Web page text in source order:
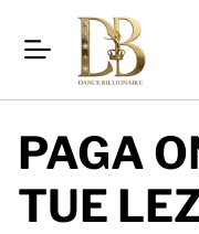
PAGA
TUE